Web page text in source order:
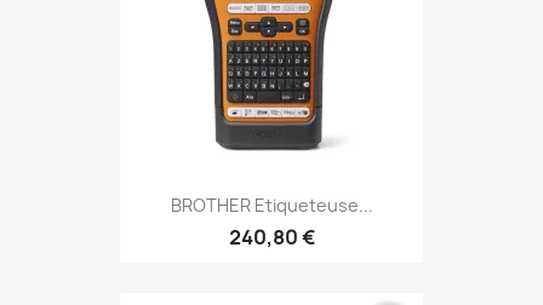
BROTHER Etiqueteuse...
240,80 €